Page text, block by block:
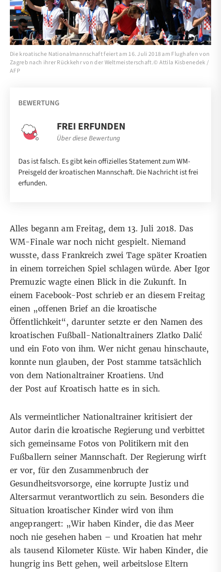
Die kroatische Nationalmannschaft feiert am 16. Juli 2018 am Flughafen von
Zagreb nach ihrer Rückkehr von der Weltmeisterschaft.© Attila Kisbenedek /
AFP
BEWERTUNG
FREI ERFUNDEN
Über diese Bewertung
Das ist falsch. Es gibt kein offizielles Statement zum WM-
Preisgeld der kroatischen Mannschaft. Die Nachricht ist frei
erfunden.
Alles begann am Freitag, dem 13. Juli 2018. Das
WM-Finale war noch nicht gespielt. Niemand
wusste, dass Frankreich zwei Tage später Kroatien
in einem torreichen Spiel schlagen würde. Aber Igor
Premuzic wagte einen Blick in die Zukunft. In
einem Facebook-Post schrieb er an diesem Freitag
einen „offenen Brief an die kroatische
Öffentlichkeit“, darunter setzte er den Namen des
kroatischen Fußball-Nationaltrainers Zlatko Dalić
und ein Foto von ihm. Wer nicht genau hinschaute,
konnte nun glauben, der Post stamme tatsächlich
von dem Nationaltrainer Kroatiens. Und
der Post auf Kroatisch hatte es in sich.
Als vermeintlicher Nationaltrainer kritisiert der
Autor darin die kroatische Regierung und verbittet
sich gemeinsame Fotos von Politikern mit den
Fußballern seiner Mannschaft. Der Regierung wirft
er vor, für den Zusammenbruch der
Gesundheitsvorsorge, eine korrupte Justiz und
Altersarmut verantwortlich zu sein. Besonders die
Situation kroatischer Kinder wird von ihm
angeprangert: „Wir haben Kinder, die das Meer
noch nie gesehen haben – und Kroatien hat mehr
als tausend Kilometer Küste. Wir haben Kinder, die
hungrig ins Bett gehen, weil arbeitslose Eltern